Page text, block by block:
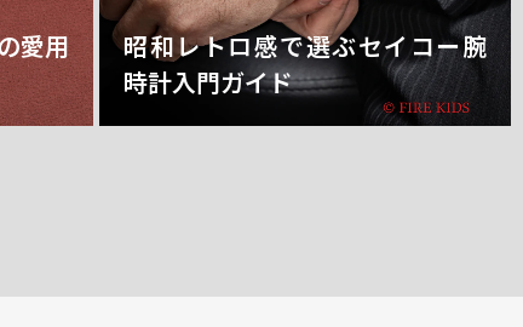
愛用
昭和レトロ感で選ぶセイコー腕
時計入門ガイド